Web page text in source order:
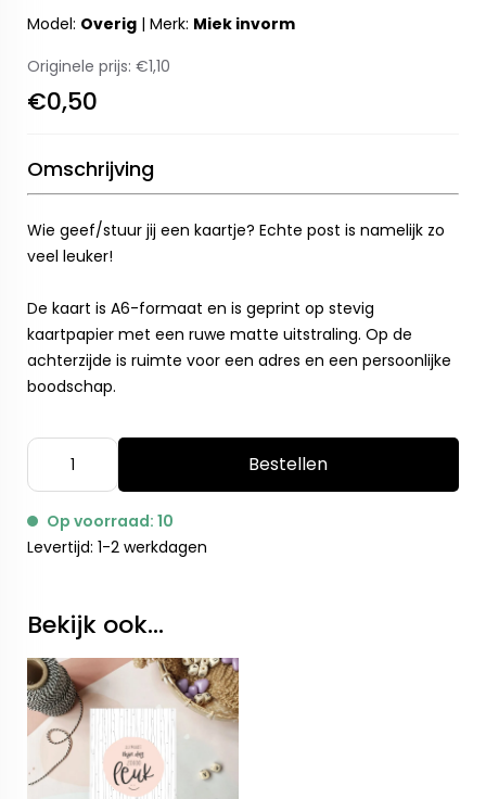
Model: Overig | Merk: Miek invorm
Originele prijs: €1,10
€0,50
Omschrijving
Wie geef/stuur jij een kaartje? Echte post is namelijk zo
veel leuker!
De kaart is A6-formaat en is geprint op stevig
kaartpapier met een ruwe matte uitstraling. Op de
achterzijde is ruimte voor een adres en een persoonlijke
boodschap.
Bestellen
Op voorraad: 10
Levertijd: 1-2 werkdagen
Bekijk ook...